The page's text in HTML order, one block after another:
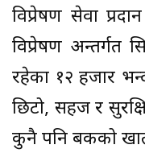
विप्रेषण सेवा
विप्रेषण अन्तर्गत
रहेका १२ हजार
छिटो, सहज र
कुनै पनि बैंकको